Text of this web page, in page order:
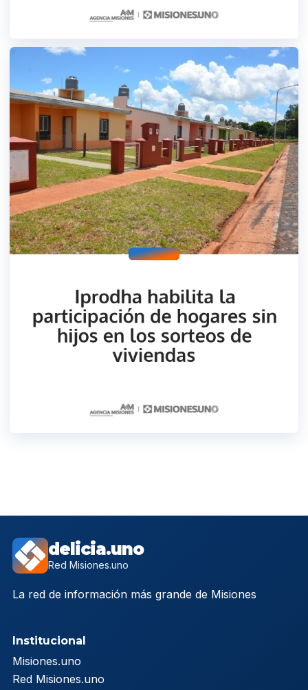
delicia.uno
Red Misiones.uno
La red de información más grande de Misiones
Institucional
Misiones.uno
Red Misiones.uno